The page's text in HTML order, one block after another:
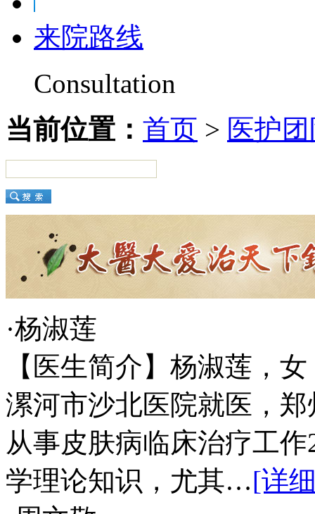
来院路线
Consultation
当前位置： 首页 > 医护
·杨淑莲
【医生简介】杨淑莲，
漯河市沙北医院就医，
从事皮肤病临床治疗工
学理论知识，尤其…[详